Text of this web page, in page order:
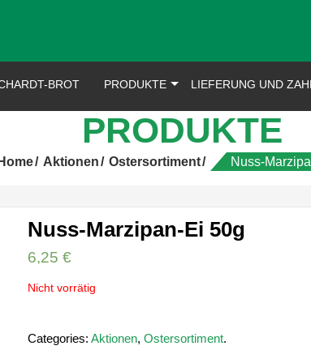
BROT
PRODUKTE LIEFERUNG UND
PRODUKTE
Home Aktionen Ostersortiment Nuss-
Nuss-Marzipan-Ei 50g
6,25€
Nicht vorrätig
Categories:Aktionen,Ostersortiment.